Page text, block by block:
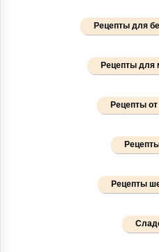
Рецепты для
Рецепты для
Рецепты
Рецепты